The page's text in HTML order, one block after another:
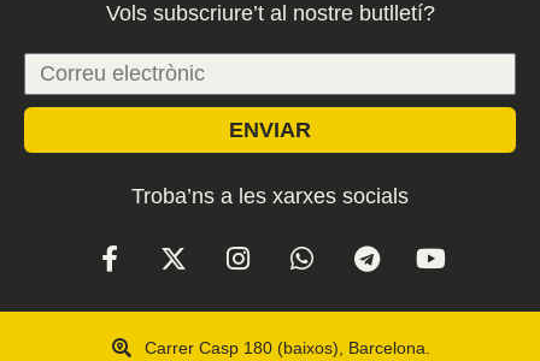
Vols subscriure’t al nostre butlletí?
ENVIAR
Troba’ns a les xarxes socials
Carrer Casp 180 (baixos), Barcelona.